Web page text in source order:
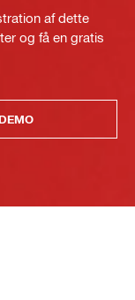
af dette
og få en gratis